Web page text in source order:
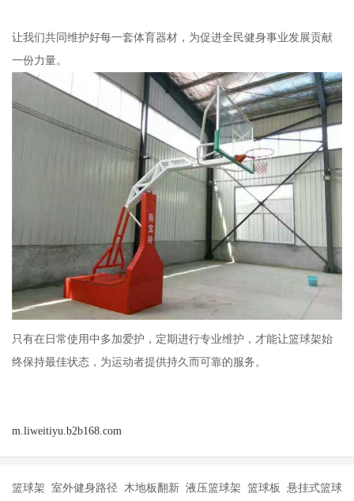
让我们共同维护好每一套体育器材，为促进全民健身事业发展贡献
一份力量。
只有在日常使用中多加爱护，定期进行专业维护，才能让篮球架始
终保持最佳状态，为运动者提供持久而可靠的服务。
m.liweitiyu.b2b168.com
篮球架 室外健身路径 木地板翻新 液压篮球架 篮球板 悬挂式篮球